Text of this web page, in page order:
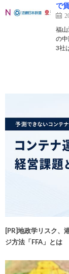
で
福
の
3社
[PR]地政学リスク、
ジ方法「FFA」とは